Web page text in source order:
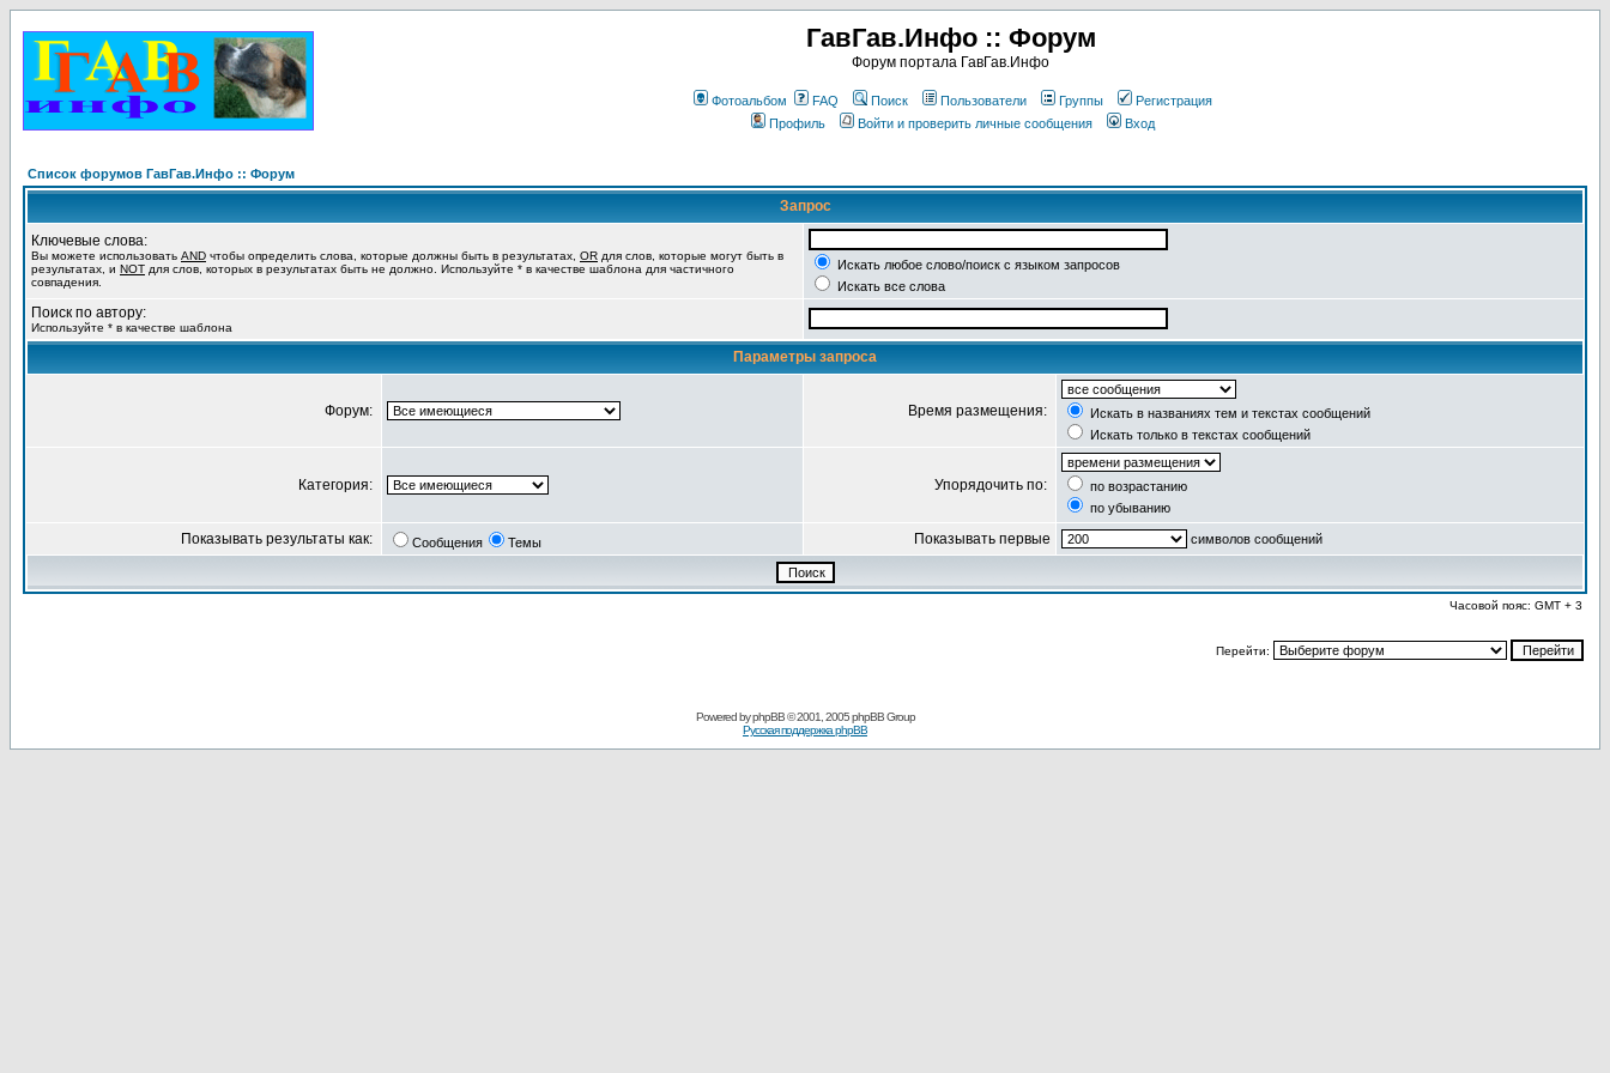
ГавГав.Инфо :: Форум
Форум портала ГавГав.Инфо
Фотоальбом FAQ Поиск Пользователи Группы
Регистрация
Профиль
Войти и проверить личные сообщения Вход
Список форумов ГавГав.Инфо :: Форум
Запрос
Ключевые слова:
Вы можете использовать AND чтобы определить слова, которые должны быть в результатах, OR для слов, которые могут быть в
результатах, и NOT для слов, которых в результатах быть не должно. Используйте * в качестве шаблона для частичного
совпадения.
Искать любое слово/поиск с языком запросов
Искать все слова
Поиск по автору:
Используйте * в качестве шаблона
Параметры запроса
Форум: Время размещения:
Искать в названиях тем и текстах сообщений
Искать только в текстах сообщений
Категория: Упорядочить по:
по возрастанию
по убыванию
Показывать результаты как: Сообщения Темы Показывать первые символов сообщений
Часовой пояс: GMT + 3
Перейти:
Powered byphpBB© 2001, 2005 phpBB Group
Русская поддержка phpBB